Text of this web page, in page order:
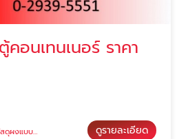
คอนเทนเนอร์ ราคา
คอนเทนเนอร์ ดูรายละเอียด